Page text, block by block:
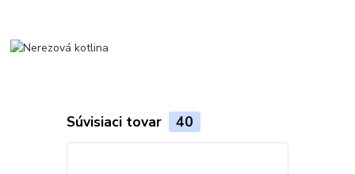
Súvisiaci tovar 40